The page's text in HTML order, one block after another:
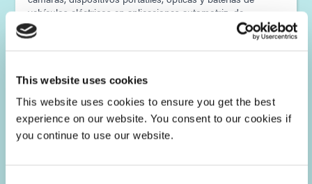
This website uses cookies
This website uses cookies to ensure you get the best
experience on our website. You consent to our cookies if
you continue to use our website.
vehículos eléctricos en aplicaciones automotriz, de
consumo, de infraestructura y de telecomunicaciones.